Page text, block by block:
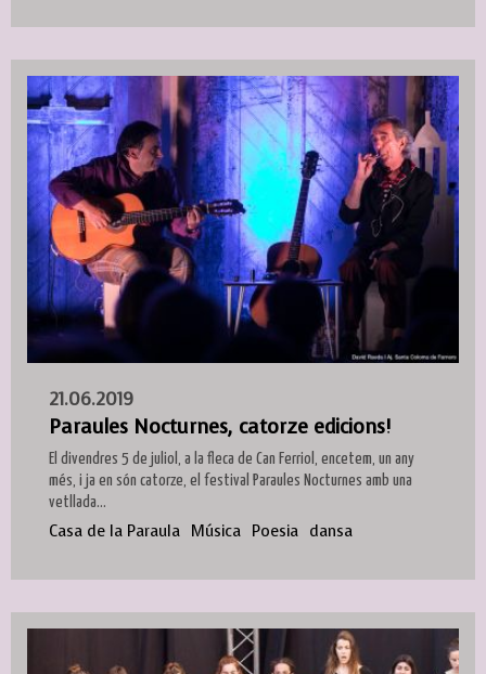
21.06.2019
Paraules Nocturnes, catorze edicions!
El divendres 5 de juliol, a la fleca de Can Ferriol, encetem, un any
més, i ja en són catorze, el festival Paraules Nocturnes amb una
vetllada...
Casa de la Paraula Música Poesia dansa